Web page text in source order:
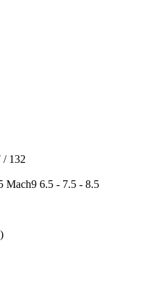
/ 132
Mach9 6.5 - 7.5 - 8.5